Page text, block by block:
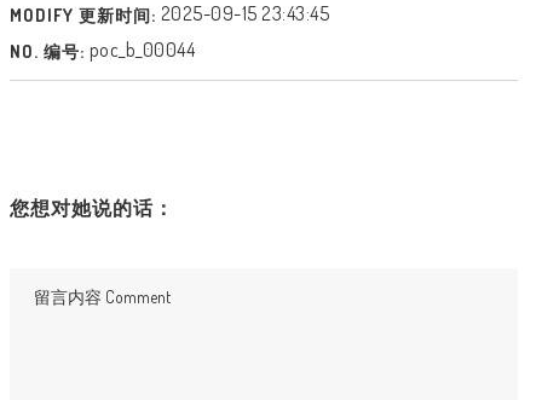
MODIFY 更新时间: 2025-09-15 23:43:45
NO. 编号: poc_b_00044
您想对她说的话：